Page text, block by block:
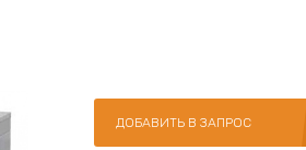
ДОБАВИТЬ В ЗАПРОС